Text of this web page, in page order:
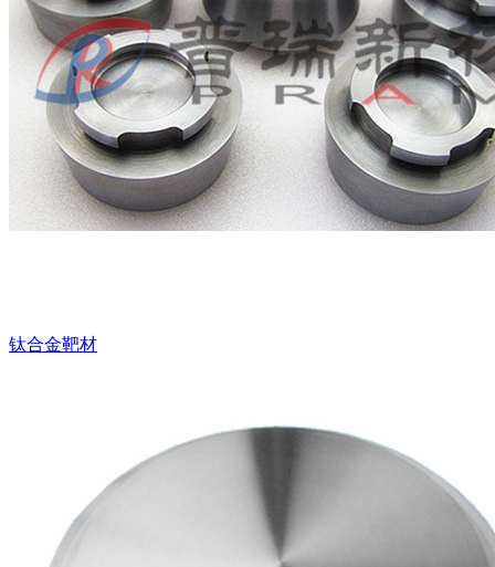
钛合金靶材